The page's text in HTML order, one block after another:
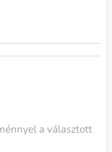
a választott